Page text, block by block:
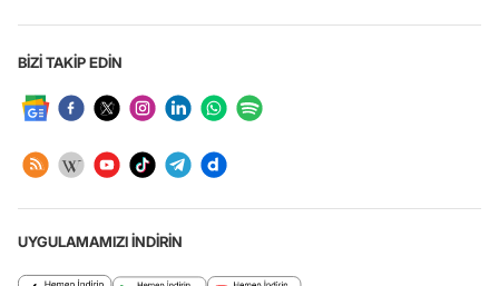
BİZİ TAKİP EDİN
UYGULAMAMIZI İNDİRİN